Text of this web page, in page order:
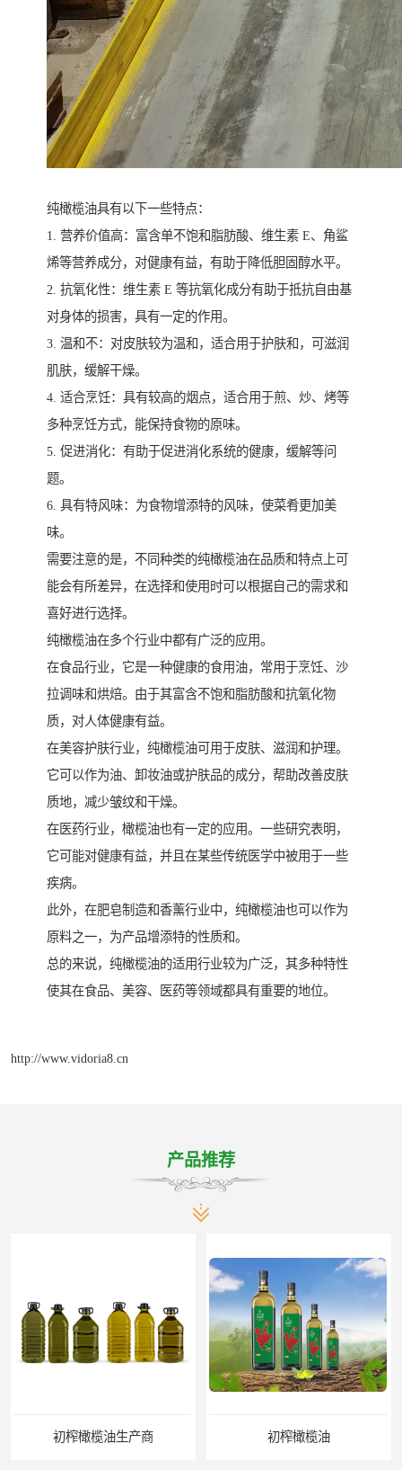
纯橄榄油具有以下一些特点：
1. 营养价值高：富含单不饱和脂肪酸、维生素 E、角鲨
烯等营养成分，对健康有益，有助于降低胆固醇水平。
2. 抗氧化性：维生素 E 等抗氧化成分有助于抵抗自由基
对身体的损害，具有一定的作用。
3. 温和不：对皮肤较为温和，适合用于护肤和，可滋润
肌肤，缓解干燥。
4. 适合烹饪：具有较高的烟点，适合用于煎、炒、烤等
多种烹饪方式，能保持食物的原味。
5. 促进消化：有助于促进消化系统的健康，缓解等问
题。
6. 具有特风味：为食物增添特的风味，使菜肴更加美
味。
需要注意的是，不同种类的纯橄榄油在品质和特点上可
能会有所差异，在选择和使用时可以根据自己的需求和
喜好进行选择。
纯橄榄油在多个行业中都有广泛的应用。
在食品行业，它是一种健康的食用油，常用于烹饪、沙
拉调味和烘焙。由于其富含不饱和脂肪酸和抗氧化物
质，对人体健康有益。
在美容护肤行业，纯橄榄油可用于皮肤、滋润和护理。
它可以作为油、卸妆油或护肤品的成分，帮助改善皮肤
质地，减少皱纹和干燥。
在医药行业，橄榄油也有一定的应用。一些研究表明，
它可能对健康有益，并且在某些传统医学中被用于一些
疾病。
此外，在肥皂制造和香薰行业中，纯橄榄油也可以作为
原料之一，为产品增添特的性质和。
总的来说，纯橄榄油的适用行业较为广泛，其多种特性
使其在食品、美容、医药等领域都具有重要的地位。
http://www.vidoria8.cn
产品推荐
初榨橄榄油生产商 初榨橄榄油